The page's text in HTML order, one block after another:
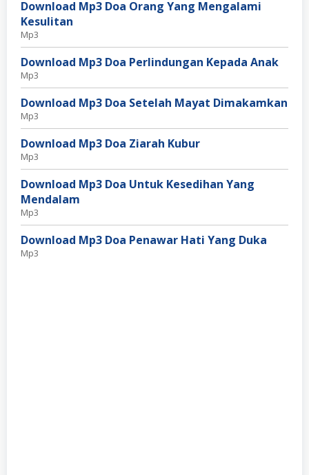
Download Mp3 Doa Orang Yang Mengalami
Kesulitan
Mp3
Download Mp3 Doa Perlindungan Kepada Anak
Mp3
Download Mp3 Doa Setelah Mayat Dimakamkan
Mp3
Download Mp3 Doa Ziarah Kubur
Mp3
Download Mp3 Doa Untuk Kesedihan Yang
Mendalam
Mp3
Download Mp3 Doa Penawar Hati Yang Duka
Mp3